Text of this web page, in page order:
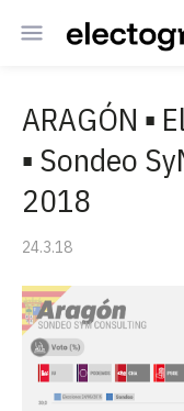
ARAGÓN ▪
▪ Sondeo
2018
24.3.18